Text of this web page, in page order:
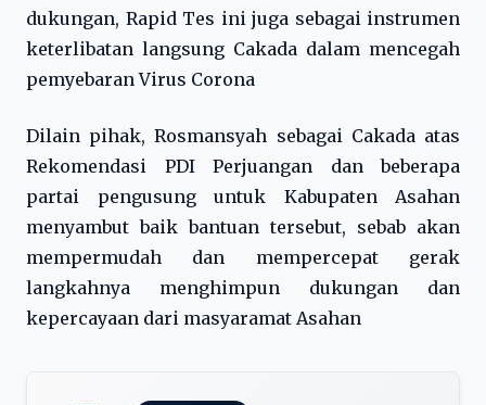
dukungan, Rapid Tes ini juga sebagai instrumen
keterlibatan langsung Cakada dalam mencegah
pemyebaran Virus Corona
Dilain pihak, Rosmansyah sebagai Cakada atas
Rekomendasi PDI Perjuangan dan beberapa
partai pengusung untuk Kabupaten Asahan
menyambut baik bantuan tersebut, sebab akan
mempermudah dan mempercepat gerak
langkahnya menghimpun dukungan dan
kepercayaan dari masyaramat Asahan